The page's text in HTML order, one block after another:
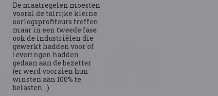
De maatregelen moesten
vooral de talrijke kleine
oorlogsprofiteurs treffen
maar in een tweede fase
ook de industriëlen die
gewerkt hadden voor of
leveringen hadden
gedaan aan de bezetter
(er werd voorzien hun
winsten aan 100% te
belasten…).